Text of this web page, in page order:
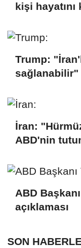
kişi
Trump:
sağlanabilir"
İran:
ABD'nin
ABD
açıklaması
SON